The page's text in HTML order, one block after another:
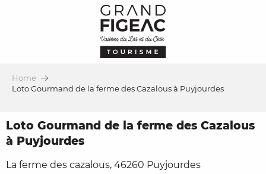
Home
Loto Gourmand de la ferme des Cazalous à Puyjourdes
Loto Gourmand de la ferme des Cazalous
à Puyjourdes
La ferme des cazalous, 46260 Puyjourdes